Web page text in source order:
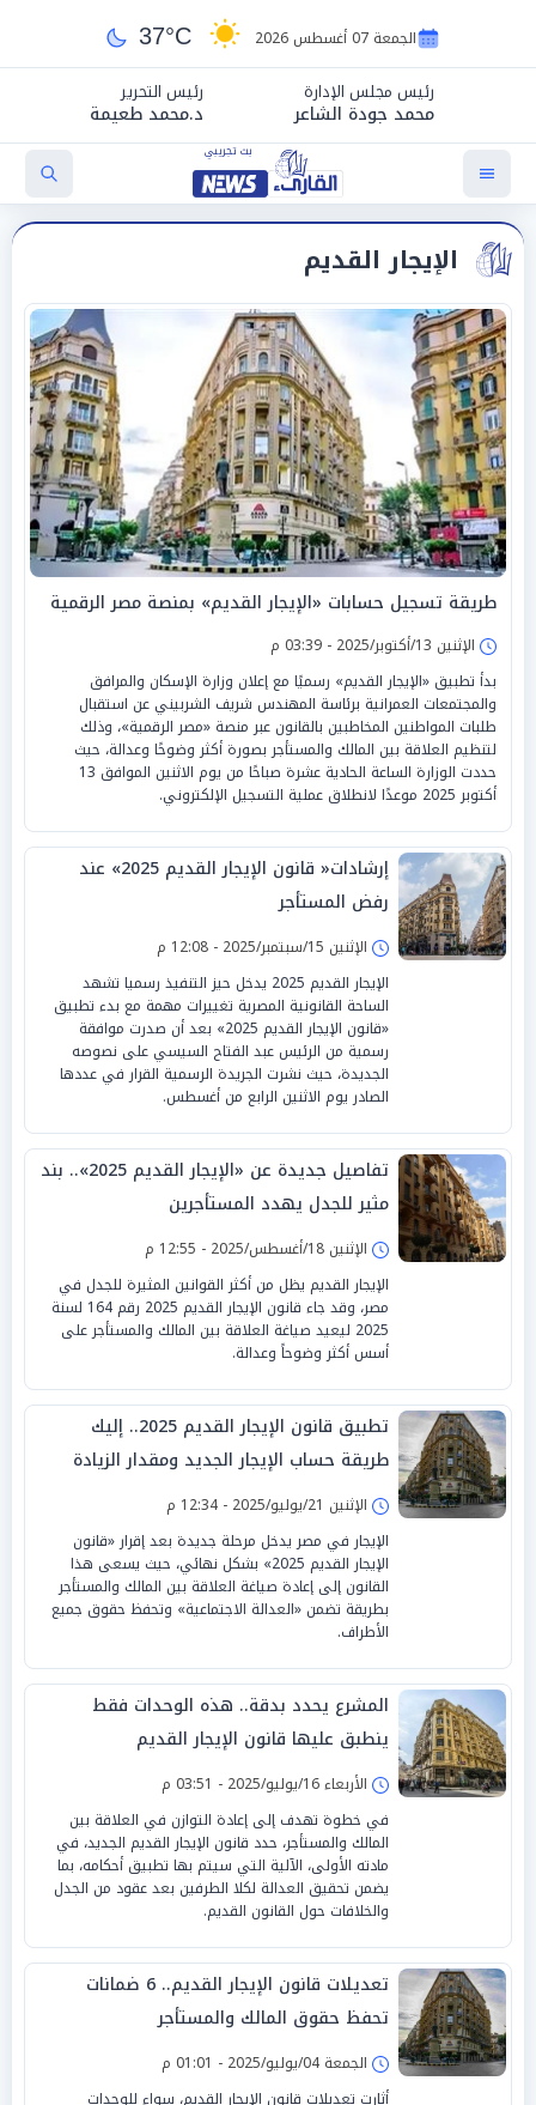
الجمعة 07 أغسطس 2026 37°C
رئيس مجلس الإدارة
محمد جودة الشاعر
رئيس التحرير
د.محمد طعيمة
الإيجار القديم
طريقة تسجيل حسابات «الإيجار القديم» بمنصة مصر الرقمية
الإثنين 13/أكتوبر/2025 - 03:39 م
بدأ تطبيق «الإيجار القديم» رسميًا مع إعلان وزارة الإسكان والمرافق
والمجتمعات العمرانية برئاسة المهندس شريف الشربيني عن استقبال
طلبات المواطنين المخاطبين بالقانون عبر منصة «مصر الرقمية»، وذلك
لتنظيم العلاقة بين المالك والمستأجر بصورة أكثر وضوحًا وعدالة، حيث
حددت الوزارة الساعة الحادية عشرة صباحًا من يوم الاثنين الموافق 13
أكتوبر 2025 موعدًا لانطلاق عملية التسجيل الإلكتروني.
إرشادات« قانون الإيجار القديم 2025» عند
رفض المستأجر
الإثنين 15/سبتمبر/2025 - 12:08 م
الإيجار القديم 2025 يدخل حيز التنفيذ رسميا تشهد
الساحة القانونية المصرية تغييرات مهمة مع بدء تطبيق
«قانون الإيجار القديم 2025» بعد أن صدرت موافقة
رسمية من الرئيس عبد الفتاح السيسي على نصوصه
الجديدة، حيث نشرت الجريدة الرسمية القرار في عددها
الصادر يوم الاثنين الرابع من أغسطس.
تفاصيل جديدة عن «الإيجار القديم 2025».. بند
مثير للجدل يهدد المستأجرين
الإثنين 18/أغسطس/2025 - 12:55 م
الإيجار القديم يظل من أكثر القوانين المثيرة للجدل في
مصر، وقد جاء قانون الإيجار القديم 2025 رقم 164 لسنة
2025 ليعيد صياغة العلاقة بين المالك والمستأجر على
أسس أكثر وضوحاً وعدالة.
تطبيق قانون الإيجار القديم 2025.. إليك
طريقة حساب الإيجار الجديد ومقدار الزيادة
الإثنين 21/يوليو/2025 - 12:34 م
الإيجار في مصر يدخل مرحلة جديدة بعد إقرار «قانون
الإيجار القديم 2025» بشكل نهائي، حيث يسعى هذا
القانون إلى إعادة صياغة العلاقة بين المالك والمستأجر
بطريقة تضمن «العدالة الاجتماعية» وتحفظ حقوق جميع
الأطراف.
المشرع يحدد بدقة.. هذه الوحدات فقط
ينطبق عليها قانون الإيجار القديم
الأربعاء 16/يوليو/2025 - 03:51 م
في خطوة تهدف إلى إعادة التوازن في العلاقة بين
المالك والمستأجر، حدد قانون الإيجار القديم الجديد، في
مادته الأولى، الآلية التي سيتم بها تطبيق أحكامه، بما
يضمن تحقيق العدالة لكلا الطرفين بعد عقود من الجدل
والخلافات حول القانون القديم.
تعديلات قانون الإيجار القديم.. 6 ضمانات
تحفظ حقوق المالك والمستأجر
الجمعة 04/يوليو/2025 - 01:01 م
أثارت تعديلات قانون الإيجار القديم، سواء للوحدات